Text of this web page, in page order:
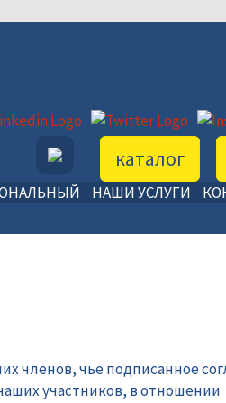
каталог
НАШИ УСЛУГИ
членов, чье подписанное
участников, в отношении